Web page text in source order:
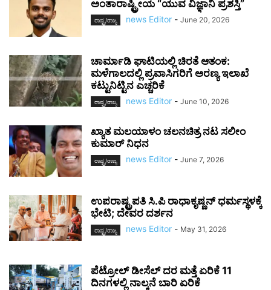
ಅಂತಾರಾಷ್ಟ್ರೀಯ “ಯುವ ವಿಜ್ಞಾನಿ ಪ್ರಶಸ್ತಿ”
ರಾಷ್ಟ್ರ/ರಾಜ್ಯ news Editor - June 20, 2026
ಚಾರ್ಮಾಡಿ ಘಾಟಿಯಲ್ಲಿ ಚಿರತೆ ಆತಂಕ:
ಮಳೆಗಾಲದಲ್ಲಿ ಪ್ರವಾಸಿಗರಿಗೆ ಅರಣ್ಯ ಇಲಾಖೆ
ಕಟ್ಟುನಿಟ್ಟಿನ ಎಚ್ಚರಿಕೆ
ರಾಷ್ಟ್ರ/ರಾಜ್ಯ news Editor - June 10, 2026
ಖ್ಯಾತ ಮಲಯಾಳಂ ಚಲನಚಿತ್ರ ನಟ ಸಲೀಂ
ಕುಮಾರ್ ನಿಧನ
ರಾಷ್ಟ್ರ/ರಾಜ್ಯ news Editor - June 7, 2026
ಉಪರಾಷ್ಟ್ರಪತಿ ಸಿ.ಪಿ ರಾಧಾಕೃಷ್ಣನ್ ಧರ್ಮಸ್ಥಳಕ್ಕೆ
ಭೇಟಿ; ದೇವರ ದರ್ಶನ
ರಾಷ್ಟ್ರ/ರಾಜ್ಯ news Editor - May 31, 2026
ಪೆಟ್ರೋಲ್ ಡೀಸೆಲ್ ದರ ಮತ್ತೆ ಏರಿಕೆ 11
ದಿನಗಳಲ್ಲಿ ನಾಲ್ಕನೆ ಬಾರಿ ಏರಿಕೆ